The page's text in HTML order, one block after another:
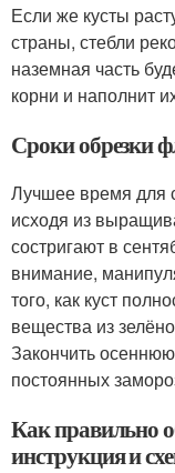
Если же кусты
страны, стебли
наземная часть
корни и наполнит
Сроки обрезки
Лучшее время для
исходя из
состригают в
внимание,
того, как куст
вещества из
Закончить
постоянных
Как правильно
инструкция и